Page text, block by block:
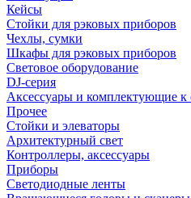
Кейсы
Стойки для рэковых приборов
Чехлы, сумки
Шкафы для рэковых приборов
Световое оборудование
DJ-серия
Аксессуары и комплектующие
Прочее
Стойки и элеваторы
Архитектурный свет
Контроллеры, аксессуары
Приборы
Светодиодные ленты